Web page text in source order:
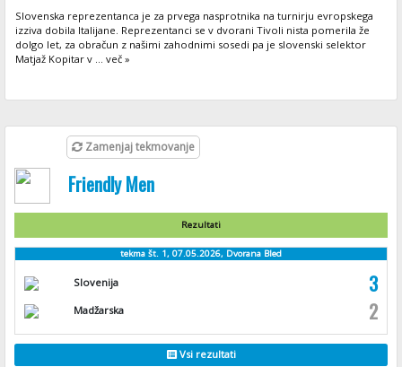
Slovenska reprezentanca je za prvega nasprotnika na turnirju evropskega
izziva dobila Italijane. Reprezentanci se v dvorani Tivoli nista pomerila že
dolgo let, za obračun z našimi zahodnimi sosedi pa je slovenski selektor
Matjaž Kopitar v ... več »
Zamenjaj tekmovanje
Friendly Men
Rezultati
tekma št. 1, 07.05.2026, Dvorana Bled
Slovenija 3
Madžarska 2
Vsi rezultati